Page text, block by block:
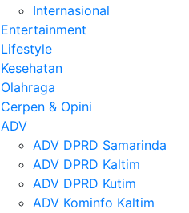
Internasional
Entertainment
Lifestyle
Kesehatan
Olahraga
Cerpen & Opini
ADV
ADV DPRD Samarinda
ADV DPRD Kaltim
ADV DPRD Kutim
ADV Kominfo Kaltim